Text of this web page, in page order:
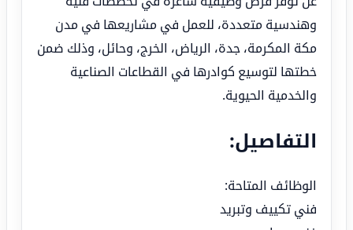
وهندسية متعددة، للعمل في مشاريعها في مدن
مكة المكرمة، جدة، الرياض، الخرج، وحائل، وذلك ضمن
خطتها لتوسيع كوادرها في القطاعات الصناعية
والخدمية الحيوية.
التفاصيل:
الوظائف المتاحة:
فني تكييف وتبريد